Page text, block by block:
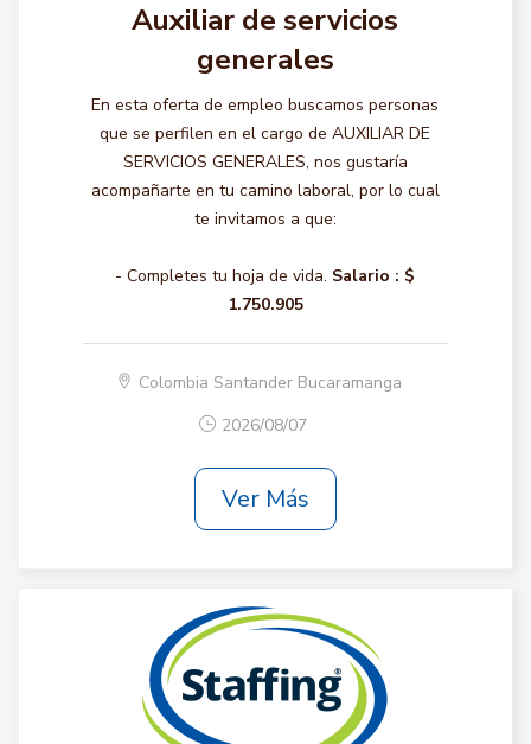
Auxiliar de servicios
generales
En esta oferta de empleo buscamos personas
que se perfilen en el cargo de AUXILIAR DE
SERVICIOS GENERALES, nos gustaría
acompañarte en tu camino laboral, por lo cual
te invitamos a que:
- Completes tu hoja de vida. Salario : $
1.750.905
Colombia Santander Bucaramanga
2026/08/07
Ver Más